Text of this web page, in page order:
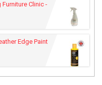
Clinic -
Edge Paint